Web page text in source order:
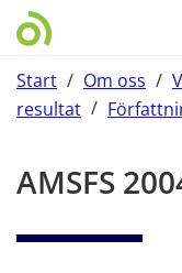
Start / Om oss /
resultat /
AMSFS